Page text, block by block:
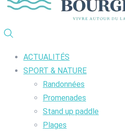
ACTUALITÉS
SPORT & NATURE
Randonnées
Promenades
Stand up paddle
Plages